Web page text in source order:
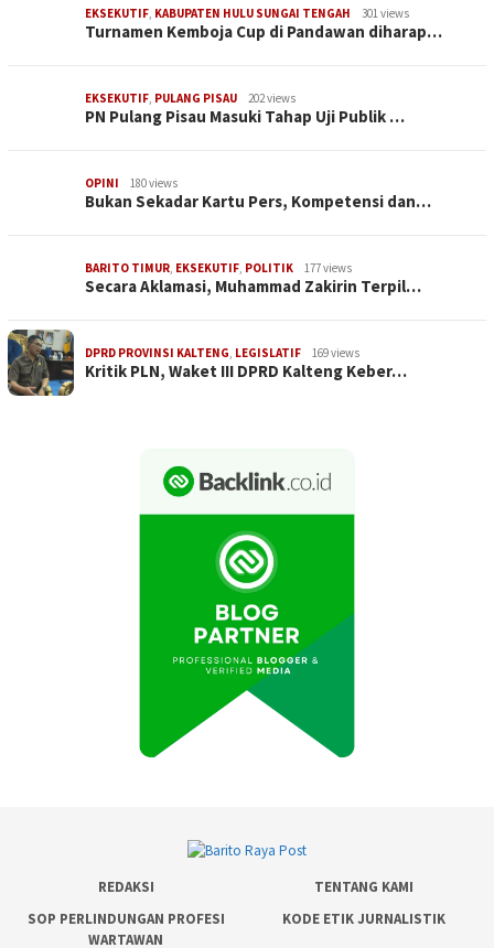
EKSEKUTIF, KABUPATEN HULU SUNGAI TENGAH 301 views
Turnamen Kemboja Cup di Pandawan diharap…
EKSEKUTIF, PULANG PISAU 202 views
PN Pulang Pisau Masuki Tahap Uji Publik …
OPINI 180 views
Bukan Sekadar Kartu Pers, Kompetensi dan…
BARITO TIMUR, EKSEKUTIF, POLITIK 177 views
Secara Aklamasi, Muhammad Zakirin Terpil…
DPRD PROVINSI KALTENG, LEGISLATIF 169 views
Kritik PLN, Waket III DPRD Kalteng Keber…
REDAKSI
TENTANG KAMI
SOP PERLINDUNGAN PROFESI
WARTAWAN
KODE ETIK JURNALISTIK